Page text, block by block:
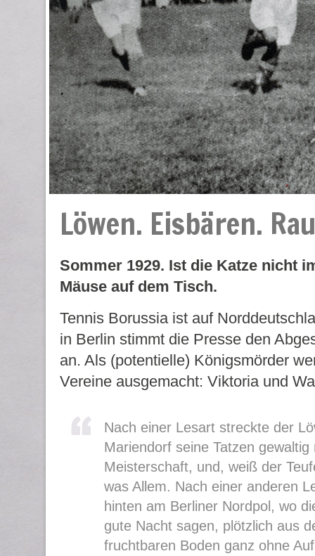
Löwen. Eisbären.
Sommer 1929. Ist die Katze nicht
Mäuse auf dem Tisch.
Tennis Borussia ist auf
in Berlin stimmt die Presse den
an. Als (potentielle) Königsmörder
Vereine ausgemacht: Viktoria und
Nach einer Lesart streckte der
Mariendorf seine Tatzen gewaltig
Meisterschaft, und, weiß der
was Allem. Nach einer anderen
hinten am Berliner Nordpol, wo
gute Nacht sagen, plötzlich aus
fruchtbaren Boden ganz ohne